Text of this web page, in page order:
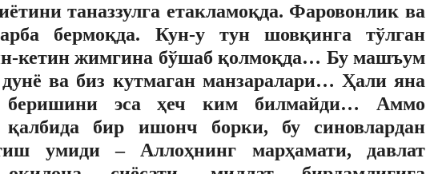
таназзулга етакламоқда. Фаровонлик ва
бермоқда. Кун-у тун шовқинга тўлган
кетин жимгина бўшаб қолмоқда… Бу машъум
ва биз кутмаган манзаралари… Ҳали яна
беришини эса ҳеч ким билмайди… Аммо
қалбида бир ишонч борки, бу синовлардан
умиди – Аллоҳнинг марҳамати, давлат